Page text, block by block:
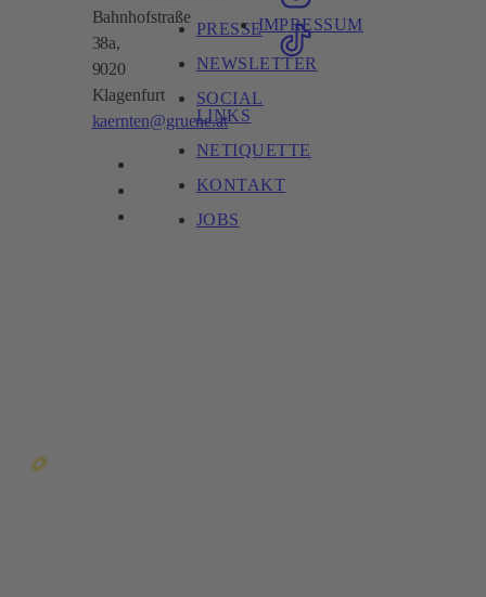
Bahnhofstraße
38a,
9020
Klagenfurt
kaernten@gruene.at
PRESSE
NEWSLETTER
SOCIAL
LINKS
NETIQUETTE
KONTAKT
JOBS
IMPRESSUM